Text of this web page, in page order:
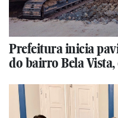
Prefeitura inicia
do bairro Bela